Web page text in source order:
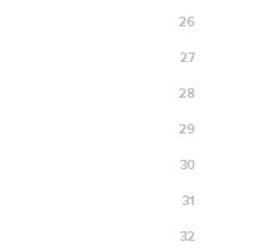
26
27
28
29
30
31
32